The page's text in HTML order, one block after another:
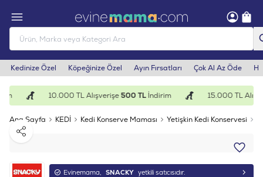
Kedinize Özel Köpeğinize Özel Ayın Fırsatları Çok Al Az Öde
10.000 TL Alışverişe500 TLİndirim 15.000 TL
Ana Sayfa KEDİ Kedi Konserve Maması Yetişkin Kedi Konservesi
Paylaş
Evinemama, SNACKY yetkili satıcısıdır.